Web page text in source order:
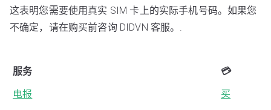
这表明您需要使用真实 SIM 卡上的实际手机号码。如果您
不确定，请在购买前咨询 DIDVN 客服。.
服务
💳
电报
买